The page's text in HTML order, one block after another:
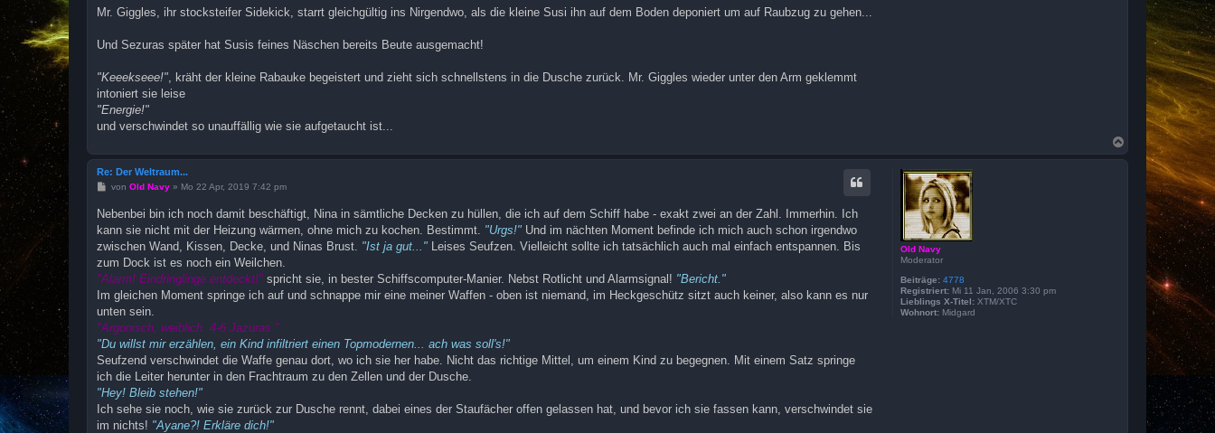
Mr. Giggles, ihr stocksteifer Sidekick, starrt gleichgültig ins Nirgendwo, als die kleine Susi ihn auf dem Boden deponiert um auf Raubzug zu gehen...
Und Sezuras später hat Susis feines Näschen bereits Beute ausgemacht!
"Keeekseee!", kräht der kleine Rabauke begeistert und zieht sich schnellstens in die Dusche zurück. Mr. Giggles wieder unter den Arm geklemmt
intoniert sie leise
"Energie!"
und verschwindet so unauffällig wie sie aufgetaucht ist...
a
c
Old Navy
Moderator
Beiträge: 4778
Registriert: Mi 11 Jan, 2006 3:30 pm
Lieblings X-Titel: XTM/XTC
Wohnort: Midgard
Re: Der Weltraum...
B
t
r
a
g
von Old Navy» Mo 22 Apr, 2019 7:42 pm
Nebenbei bin ich noch damit beschäftigt, Nina in sämtliche Decken zu hüllen, die ich auf dem Schiff habe - exakt zwei an der Zahl. Immerhin. Ich
kann sie nicht mit der Heizung wärmen, ohne mich zu kochen. Bestimmt. "Urgs!" Und im nächten Moment befinde ich mich auch schon irgendwo
zwischen Wand, Kissen, Decke, und Ninas Brust. "Ist ja gut..." Leises Seufzen. Vielleicht sollte ich tatsächlich auch mal einfach entspannen. Bis
zum Dock ist es noch ein Weilchen.
"Alarm! Eindringlinge entdeckt!" spricht sie, in bester Schiffscomputer-Manier. Nebst Rotlicht und Alarmsignal! "Bericht."
Im gleichen Moment springe ich auf und schnappe mir eine meiner Waffen - oben ist niemand, im Heckgeschütz sitzt auch keiner, also kann es nur
unten sein.
"Argonisch, weiblich. 4-6 Jazuras."
"Du willst mir erzählen, ein Kind infiltriert einen Topmodernen... ach was soll's!"
Seufzend verschwindet die Waffe genau dort, wo ich sie her habe. Nicht das richtige Mittel, um einem Kind zu begegnen. Mit einem Satz springe
ich die Leiter herunter in den Frachtraum zu den Zellen und der Dusche.
"Hey! Bleib stehen!"
Ich sehe sie noch, wie sie zurück zur Dusche rennt, dabei eines der Staufächer offen gelassen hat, und bevor ich sie fassen kann, verschwindet sie
im nichts! "Ayane?! Erkläre dich!"